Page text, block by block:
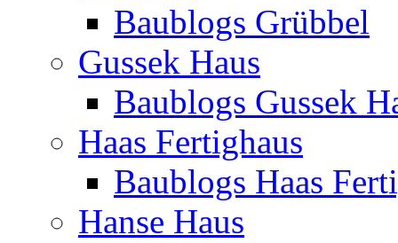
Baublogs Grübbel
Gussek Haus
Baublogs Gussek
Haas Fertighaus
Baublogs Haas
Hanse Haus